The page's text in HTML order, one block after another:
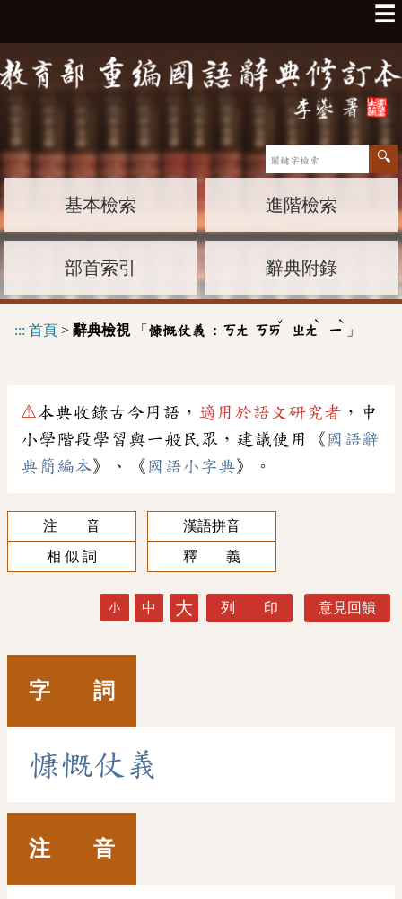
☰
基本檢索 進階檢索
部首索引 辭典附錄
::: 首頁 > 辭典檢視「 慷慨仗義 : ㄎㄤ ㄎㄞ
ˇ
ㄓㄤ
ˋ
ㄧ
ˋ
」
⚠本典收錄古今用語， 適用於語文研究者 ，中
小學階段學習與一般民眾，建議使用《 國語辭
典簡編本》、《 國語小字典》。
注 音
漢語拼音
相 似 詞
釋 義
小 中 大 列 印 意見回饋
字 詞
慷慨仗 義
注 音